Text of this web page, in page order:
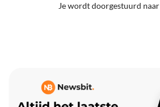
Je wordt doorgestuurd naar